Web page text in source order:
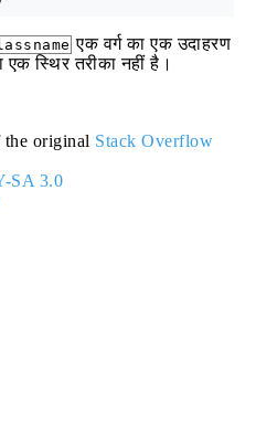
एक वर्ग का एक उदाहरण
एक स्थिर तरीका नहीं है।
original Stack Overflow
SA 3.0